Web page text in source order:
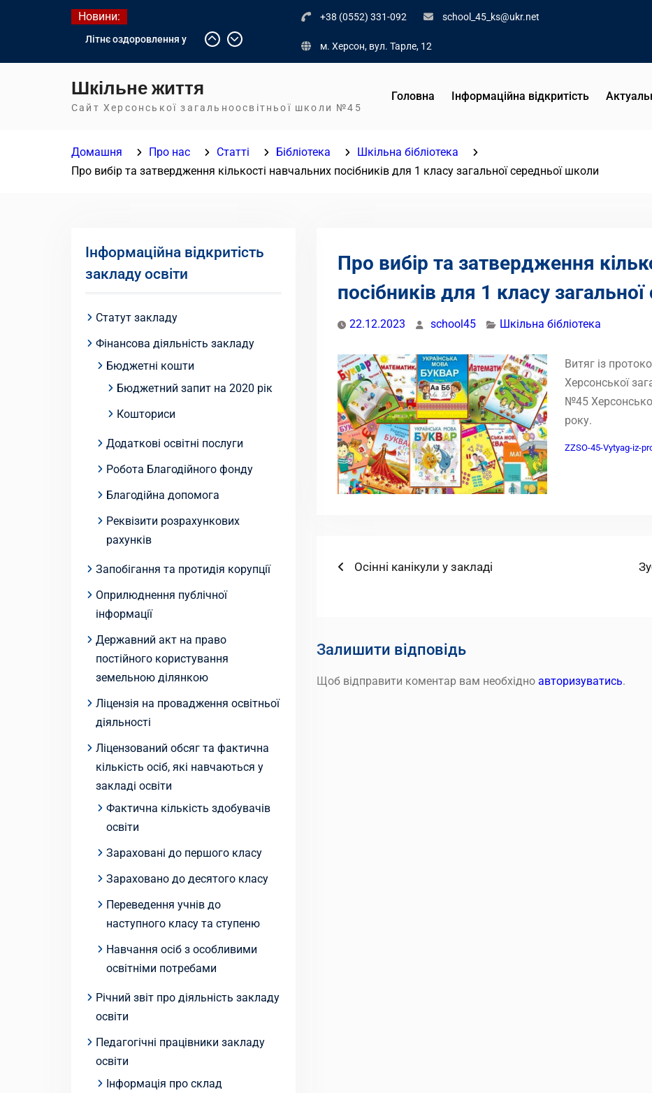
Новини:
Літнє оздоровлення у
Інформація про вступ
молоді з тимчасово
освіти
+38 (0552) 331-092 school_45_ks@ukr.net
м. Херсон, вул. Тарле, 12
Шкільне життя
Сайт Херсонської загальноосвітньої школи №45
Головна Інформаційна відкритість
Домашня Про нас Статті Бібліотека
Шкільна бібліотека
Про вибір та затвердження кількості навчальних посібників для 1 класу загальної середньої школи
Про вибір та затвердження
посібників для 1 класу
22.12.2023 school45 Шкільна бібліотека
Витяг із
Херсонської
№45
року.
ZZSO-45-Vytyag-iz-
Навігація
Попередній
Осінні канікули у закладі
Залишити відповідь
Щоб відправити коментар вам необхідно авторизуватись.
Інформаційна відкритість
закладу освіти
Статут закладу
Фінансова діяльність закладу
Бюджетні кошти
Бюджетний запит на 2020 рік
Кошториси
Додаткові освітні послуги
Робота Благодійного фонду
Благодійна допомога
Реквізити розрахункових
рахунків
Запобігання та протидія корупції
Оприлюднення публічної
інформації
Державний акт на право
постійного користування
земельною ділянкою
Ліцензія на провадження освітньої
діяльності
Ліцензований обсяг та фактична
кількість осіб, які навчаються у
закладі освіти
Фактична кількість здобувачів
освіти
Зараховані до першого класу
Зараховано до десятого класу
Переведення учнів до
наступного класу та ступеню
Навчання осіб з особливими
освітніми потребами
Річний звіт про діяльність закладу
освіти
Педагогічні працівники закладу
освіти
Інформація про склад